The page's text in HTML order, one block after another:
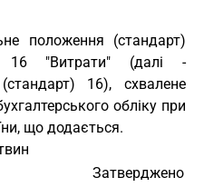
положення (стандарт)
16 "Витрати" (далі -
16), схвалене
обліку при
що додається.
Затверджено